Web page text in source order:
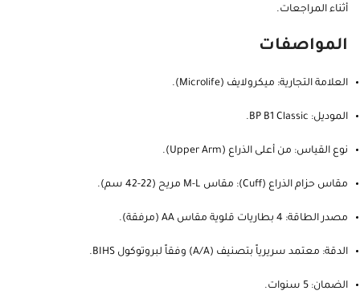
أثناء المراجعات.
المواصفات
العلامة التجارية: ميكرولايف (Microlife).
الموديل: BP B1 Classic.
نوع القياس: من أعلى الذراع (Upper Arm).
مقاس حزام الذراع (Cuff): مقاس M-L مريح (22-42 سم).
مصدر الطاقة: 4 بطاريات قلوية مقاس AA (مرفقة).
الدقة: معتمد سريرياً بتصنيف (A/A) وفقاً لبروتوكول BIHS.
الضمان: 5 سنوات.